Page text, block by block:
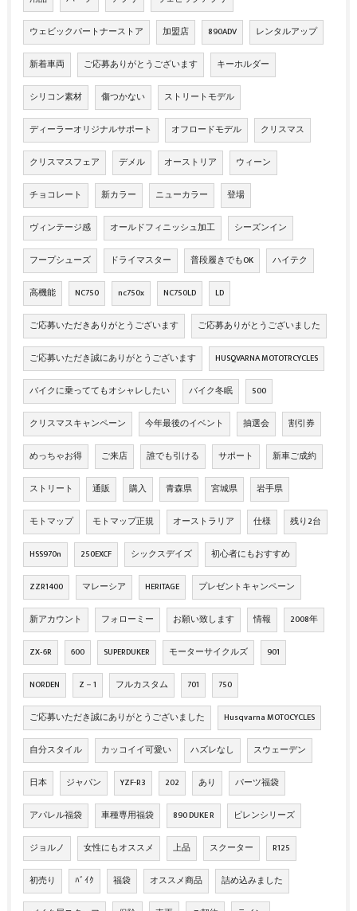
ウェビックパートナーストア 加盟店 890ADV レンタルアップ
新着車両 ご応募ありがとうございます キーホルダー
シリコン素材 傷つかない ストリートモデル
ディーラーオリジナルサポート オフロードモデル クリスマス
クリスマスフェア デメル オーストリア ウィーン
チョコレート 新カラー ニューカラー 登場
ヴィンテージ感 オールドフィニッシュ加工 シーズンイン
フープシューズ ドライマスター 普段履きでもOK ハイテク
高機能 NC750 nc750x NC750LD LD
ご応募いただきありがとうございます ご応募ありがとうございました
ご応募いただき誠にありがとうございます HUSQVARNA MOTOTRCYCLES
バイクに乗っててもオシャレしたい バイク冬眠 500
クリスマスキャンペーン 今年最後のイベント 抽選会 割引券
めっちゃお得 ご来店 誰でも引ける サポート 新車ご成約
ストリート 通販 購入 青森県 宮城県 岩手県
モトマップ モトマップ正規 オーストラリア 仕様 残り2台
HSS970n 250EXCF シックスデイズ 初心者にもおすすめ
ZZR1400 マレーシア HERITAGE プレゼントキャンペーン
新アカウント フォローミー お願い致します 情報 2008年
ZX‐6R 600 SUPERDUKER モーターサイクルズ 901
NORDEN Z－1 フルカスタム 701 750
ご応募いただき誠にありがとうございました Husqvarna MOTOCYCLES
自分スタイル カッコイイ可愛い ハズレなし スウェーデン
日本 ジャパン YZF-R3 202 あり パーツ福袋
アパレル福袋 車種専用福袋 890 DUKE R ピレンシリーズ
ジョルノ 女性にもオススメ 上品 スクーター R125
初売り ﾊﾞｲｸ 福袋 オススメ商品 詰め込みました